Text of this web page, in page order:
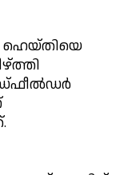
ഹെയ്തിയെ